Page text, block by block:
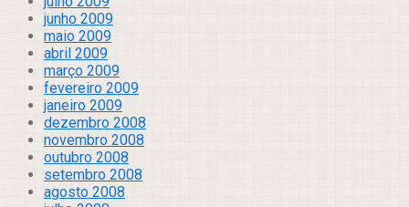
junho 2009
maio 2009
abril 2009
março 2009
fevereiro 2009
janeiro 2009
dezembro 2008
novembro 2008
outubro 2008
setembro 2008
agosto 2008